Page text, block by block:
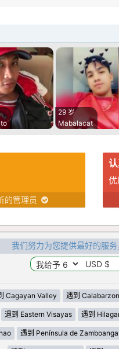
29 岁
Mabalacat
的管理员
我们努力为您提供最好的服务
Cagayan Valley 遇到 Calabarzon
遇到 Eastern Visayas 遇到
遇到 Península de Zamboanga